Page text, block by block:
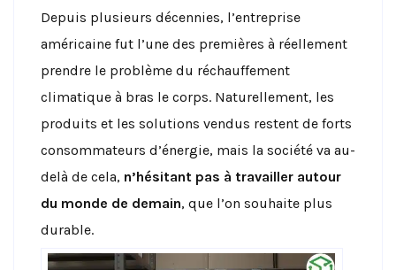
Depuis plusieurs décennies, l’entreprise
américaine fut l’une des premières à réellement
prendre le problème du réchauffement
climatique à bras le corps. Naturellement, les
produits et les solutions vendus restent de forts
consommateurs d’énergie, mais la société va au-
delà de cela, n’hésitant pas à travailler autour
du monde de demain, que l’on souhaite plus
durable.